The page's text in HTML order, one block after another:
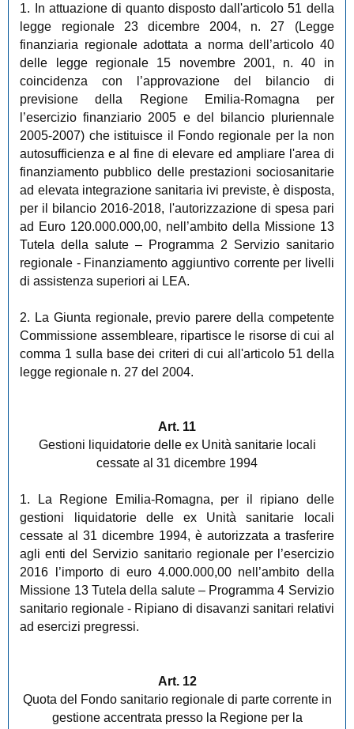
1. In attuazione di quanto disposto dall'articolo 51 della
legge regionale 23 dicembre 2004, n. 27 (Legge
finanziaria regionale adottata a norma dell’articolo 40
delle legge regionale 15 novembre 2001, n. 40 in
coincidenza con l’approvazione del bilancio di
previsione della Regione Emilia-Romagna per
l’esercizio finanziario 2005 e del bilancio pluriennale
2005-2007) che istituisce il Fondo regionale per la non
autosufficienza e al fine di elevare ed ampliare l'area di
finanziamento pubblico delle prestazioni sociosanitarie
ad elevata integrazione sanitaria ivi previste, è disposta,
per il bilancio 2016-2018, l'autorizzazione di spesa pari
ad Euro 120.000.000,00, nell’ambito della Missione 13
Tutela della salute – Programma 2 Servizio sanitario
regionale - Finanziamento aggiuntivo corrente per livelli
di assistenza superiori ai LEA.
2. La Giunta regionale, previo parere della competente
Commissione assembleare, ripartisce le risorse di cui al
comma 1 sulla base dei criteri di cui all'articolo 51 della
legge regionale n. 27 del 2004.
Art. 11
Gestioni liquidatorie delle ex Unità sanitarie locali
cessate al 31 dicembre 1994
1. La Regione Emilia-Romagna, per il ripiano delle
gestioni liquidatorie delle ex Unità sanitarie locali
cessate al 31 dicembre 1994, è autorizzata a trasferire
agli enti del Servizio sanitario regionale per l’esercizio
2016 l’importo di euro 4.000.000,00 nell’ambito della
Missione 13 Tutela della salute – Programma 4 Servizio
sanitario regionale - Ripiano di disavanzi sanitari relativi
ad esercizi pregressi.
Art. 12
Quota del Fondo sanitario regionale di parte corrente in
gestione accentrata presso la Regione per la